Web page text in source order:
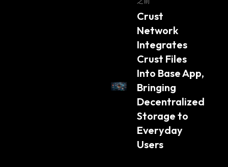
r
Crust
Network
Integrates
Crust Files
Into Base App,
Bringing
Decentralized
Storage to
Everyday
Users